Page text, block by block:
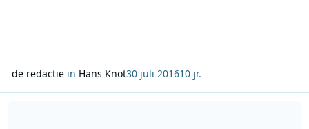
de redactiein Hans Knot30 juli 201610 jr.